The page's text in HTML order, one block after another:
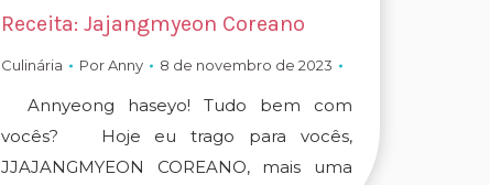
Receita: Jajangmyeon Coreano
Culinária PorAnny 8 de novembro de 2023
Annyeong haseyo! Tudo bem com
vocês? Hoje eu trago para vocês,
JJAJANGMYEON COREANO, mais uma